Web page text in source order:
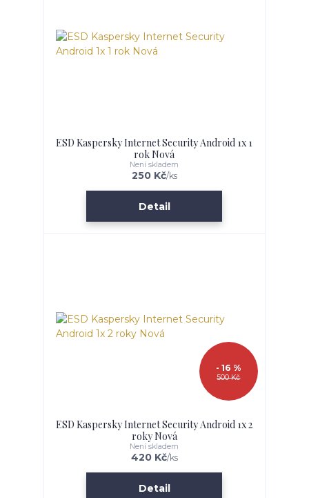
ESD Kaspersky Internet Security Android 1x 1
rok Nová
250 Kč/ks
Není skladem
Detail
500 Kč
- 16 %
ESD Kaspersky Internet Security Android 1x 2
roky Nová
420 Kč/ks
Není skladem
Detail